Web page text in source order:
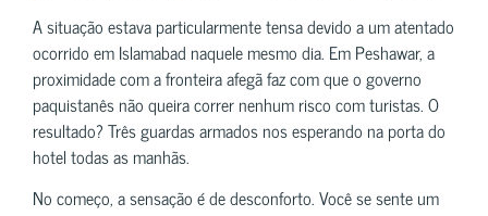
A situação estava particularmente tensa devido a um atentado
ocorrido em Islamabad naquele mesmo dia. Em Peshawar, a
proximidade com a fronteira afegã faz com que o governo
paquistanês não queira correr nenhum risco com turistas. O
resultado? Três guardas armados nos esperando na porta do
hotel todas as manhãs.
No começo, a sensação é de desconforto. Você se sente um